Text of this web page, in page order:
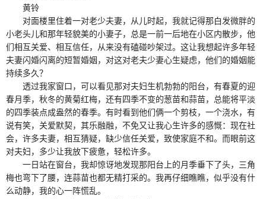
黄铃
对面楼里住着一对老少夫妻，从儿时起，我就记得那白发微胖的
小老头儿和那年轻貌美的小妻子，总是一前一后地在小区内散步，他
们相互关爱、相互信任，从来没有磕碰吵架过。这让我想起许多年轻
夫妻闪婚闪离的短暂婚姻，对这对老夫少妻心生疑虑，他们的婚姻能
持续多久？
透过我家窗口，可以看见那对夫妇生机勃勃的阳台，有春夏的迎
春月季，秋冬的黄菊红梅，还有四季不变的葱苗和蒜苗，总能将平淡
的四季装点成盎然的春季。有时看到他们俩一个剪枝，一个浇水，有
说有笑，关爱默契，其乐融融，不免又让我心生许多的感慨：现在社
会，许多夫妻，相互猜疑，缺少信任关爱，致使家庭不和。而眼前这
对夫妇，多少让我放下疲惫，轻松许多。
一日站在窗台，我却惊讶地发现那阳台上的月季垂下了头，三角
梅也弯下了腰，连蒜苗也都无精打采的。我再仔细瞧瞧，似乎没有什
么动静，我的心一阵慌乱。